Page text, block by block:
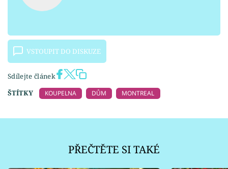
VSTOUPIT DO DISKUZE
Sdílejte článek
ŠTÍTKY
KOUPELNA DŮM MONTREAL
PŘEČTĚTE SI TAKÉ